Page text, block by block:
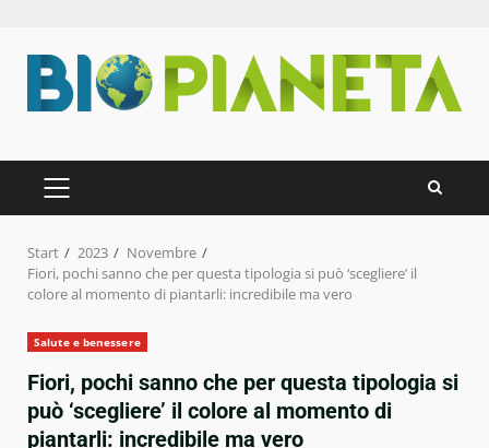
Inhalt
springen
PRIMÄRES
MENÜ
Start 2023
Novembre
Fiori, pochi sanno che per questa tipologia si può ‘scegliere’ il
colore al momento di piantarli: incredibile ma vero
Salute e benessere
Fiori, pochi sanno che per questa tipologia si
può ‘scegliere’ il colore al momento di
piantarli: incredibile ma vero